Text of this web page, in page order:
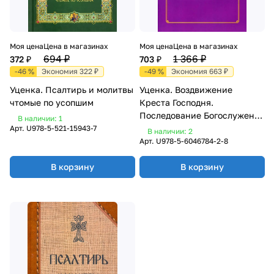
Моя цена
372 ₽
Цена в магазинах
694 ₽
-46 % Экономия 322 ₽
Уценка. Псалтирь и молитвы
чтомые по усопшим
В наличии: 1
Арт. U978-5-521-15943-7
В корзину
Моя цена
703 ₽
Цена в магазинах
1 366 ₽
-49 % Экономия 663 ₽
Уценка. Воздвижение
Креста Господня.
Последование Богослужения
для клироса и мирян
В наличии: 2
Арт. U978-5-6046784-2-8
В корзину